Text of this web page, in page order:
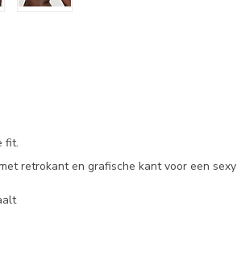
fit.
retrokant en grafische kant voor een sexy